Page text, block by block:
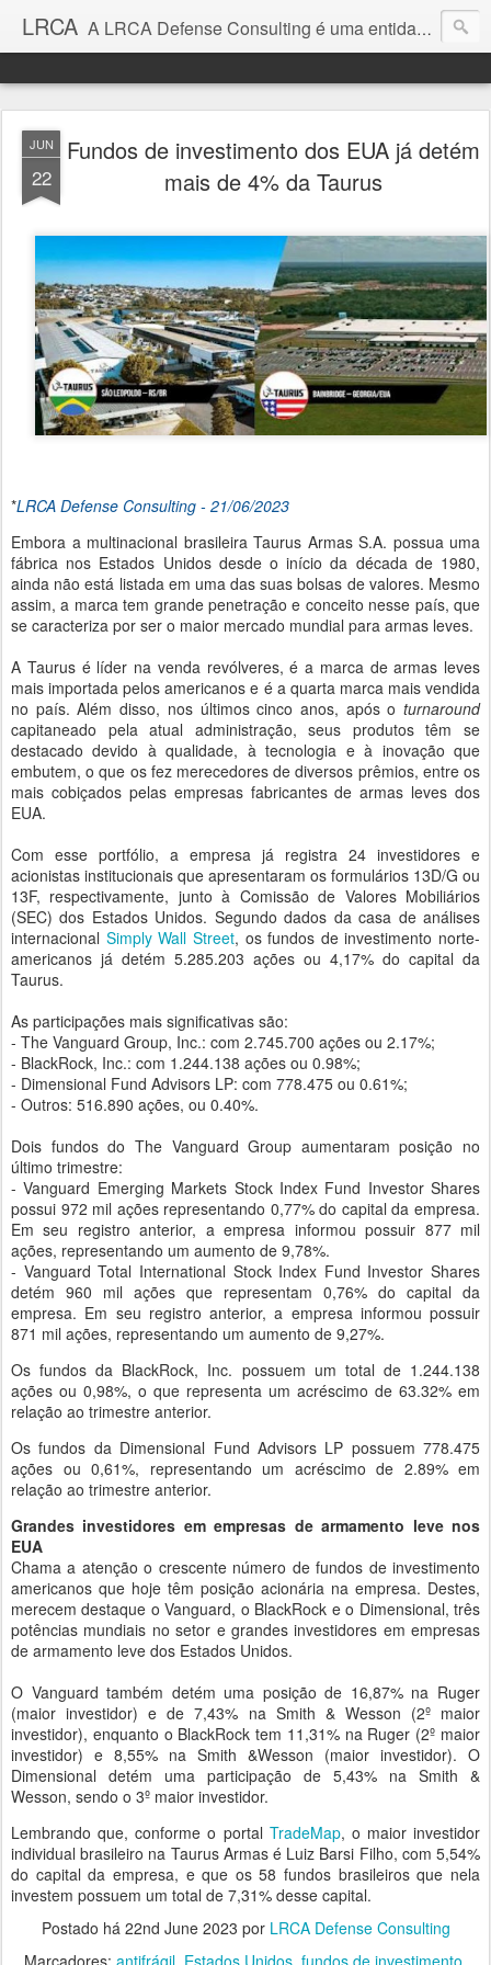
LRCA A LRCA Defense Consulting é uma entidade sem fins lucrativos que se dedica a produzir e divulgar notícias e análises sobre as Empresas de Defesa. Não somos jornalistas e nem este é um blog jornalístico.
JUN
22
Fundos de investimento dos EUA já detém
mais de 4% da Taurus
*LRCA Defense Consulting - 21/06/2023
Embora a multinacional brasileira Taurus Armas S.A. possua uma
fábrica nos Estados Unidos desde o início da década de 1980,
ainda não está listada em uma das suas bolsas de valores. Mesmo
assim, a marca tem grande penetração e conceito nesse país, que
se caracteriza por ser o maior mercado mundial para armas leves.
A Taurus é líder na venda revólveres, é a marca de armas leves
mais importada pelos americanos e é a quarta marca mais vendida
no país. Além disso, nos últimos cinco anos, após o turnaround
capitaneado pela atual administração, seus produtos têm se
destacado devido à qualidade, à tecnologia e à inovação que
embutem, o que os fez merecedores de diversos prêmios, entre os
mais cobiçados pelas empresas fabricantes de armas leves dos
EUA.
Com esse portfólio, a empresa já registra 24 investidores e
acionistas institucionais que apresentaram os formulários 13D/G ou
13F, respectivamente, junto à Comissão de Valores Mobiliários
(SEC) dos Estados Unidos. Segundo dados da casa de análises
internacional Simply Wall Street, os fundos de investimento norte-
americanos já detém 5.285.203 ações ou 4,17% do capital da
Taurus.
As participações mais significativas são:
- The Vanguard Group, Inc.: com 2.745.700 ações ou 2.17%;
- BlackRock, Inc.: com 1.244.138 ações ou 0.98%;
- Dimensional Fund Advisors LP: com 778.475 ou 0.61%;
- Outros: 516.890 ações, ou 0.40%.
Dois fundos do The Vanguard Group aumentaram posição no
último trimestre:
- Vanguard Emerging Markets Stock Index Fund Investor Shares
possui 972 mil ações representando 0,77% do capital da empresa.
Em seu registro anterior, a empresa informou possuir 877 mil
ações, representando um aumento de 9,78%.
- Vanguard Total International Stock Index Fund Investor Shares
detém 960 mil ações que representam 0,76% do capital da
empresa. Em seu registro anterior, a empresa informou possuir
871 mil ações, representando um aumento de 9,27%.
Os fundos da BlackRock, Inc. possuem um total de 1.244.138
ações ou 0,98%, o que representa um acréscimo de 63.32% em
relação ao trimestre anterior.
Os fundos da Dimensional Fund Advisors LP possuem 778.475
ações ou 0,61%, representando um acréscimo de 2.89% em
relação ao trimestre anterior.
Grandes investidores em empresas de armamento leve nos
EUA
Chama a atenção o crescente número de fundos de investimento
americanos que hoje têm posição acionária na empresa. Destes,
merecem destaque o Vanguard, o BlackRock e o Dimensional, três
potências mundiais no setor e grandes investidores em empresas
de armamento leve dos Estados Unidos.
O Vanguard também detém uma posição de 16,87% na Ruger
(maior investidor) e de 7,43% na Smith & Wesson (2º maior
investidor), enquanto o BlackRock tem 11,31% na Ruger (2º maior
investidor) e 8,55% na Smith &Wesson (maior investidor). O
Dimensional detém uma participação de 5,43% na Smith &
Wesson, sendo o 3º maior investidor.
Lembrando que, conforme o portal TradeMap, o maior investidor
individual brasileiro na Taurus Armas é Luiz Barsi Filho, com 5,54%
do capital da empresa, e que os 58 fundos brasileiros que nela
investem possuem um total de 7,31% desse capital.
Postado há 22nd June 2023 por LRCA Defense Consulting